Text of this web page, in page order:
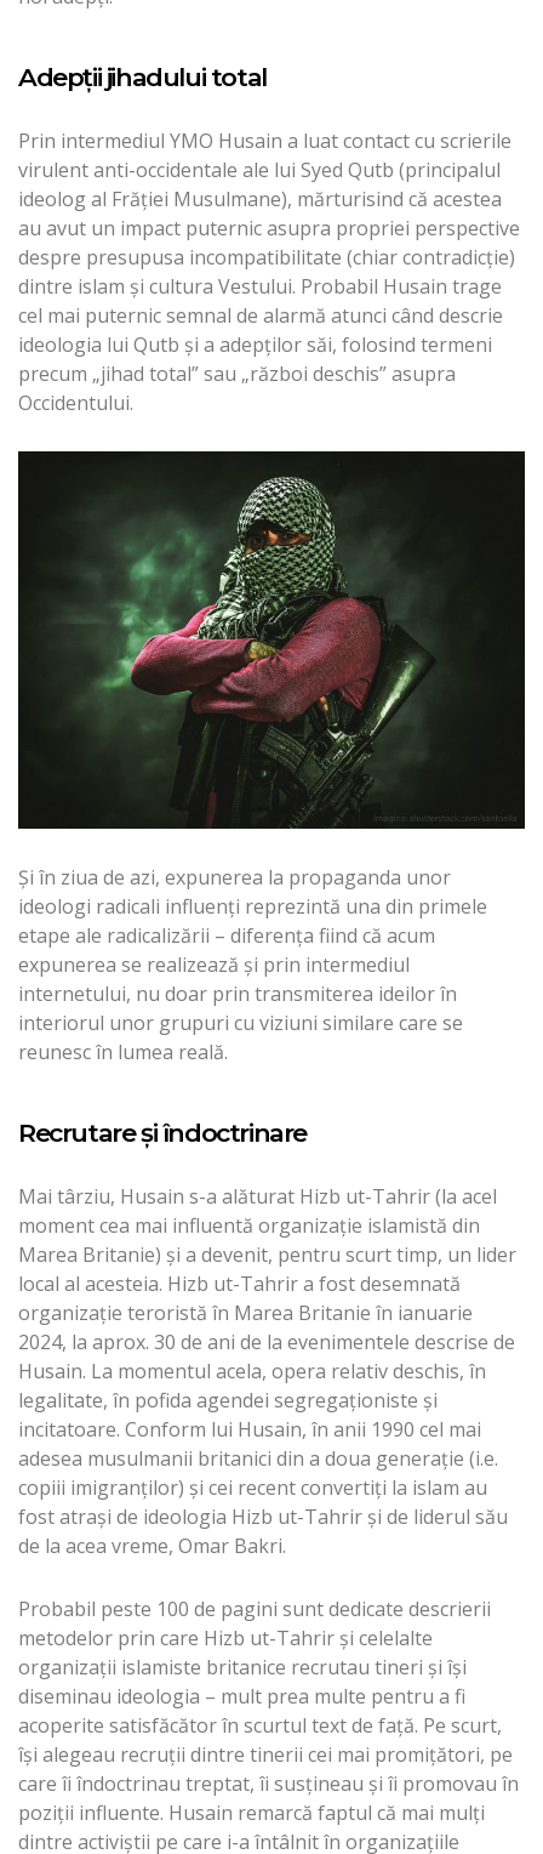
Adepții jihadului total
Prin intermediul YMO Husain a luat contact cu scrierile
virulent anti-occidentale ale lui Syed Qutb (principalul
ideolog al Frăției Musulmane), mărturisind că acestea
au avut un impact puternic asupra propriei perspective
despre presupusa incompatibilitate (chiar contradicție)
dintre islam și cultura Vestului. Probabil Husain trage
cel mai puternic semnal de alarmă atunci când descrie
ideologia lui Qutb și a adepților săi, folosind termeni
precum „jihad total” sau „război deschis” asupra
Occidentului.
Și în ziua de azi, expunerea la propaganda unor
ideologi radicali influenți reprezintă una din primele
etape ale radicalizării – diferența fiind că acum
expunerea se realizează și prin intermediul
internetului, nu doar prin transmiterea ideilor în
interiorul unor grupuri cu viziuni similare care se
reunesc în lumea reală.
Recrutare și îndoctrinare
Mai târziu, Husain s-a alăturat Hizb ut-Tahrir (la acel
moment cea mai influentă organizație islamistă din
Marea Britanie) și a devenit, pentru scurt timp, un lider
local al acesteia. Hizb ut-Tahrir a fost desemnată
organizație teroristă în Marea Britanie în ianuarie
2024, la aprox. 30 de ani de la evenimentele descrise de
Husain. La momentul acela, opera relativ deschis, în
legalitate, în pofida agendei segregaționiste și
incitatoare. Conform lui Husain, în anii 1990 cel mai
adesea musulmanii britanici din a doua generație (i.e.
copiii imigranților) și cei recent convertiți la islam au
fost atrași de ideologia Hizb ut-Tahrir și de liderul său
de la acea vreme, Omar Bakri.
Probabil peste 100 de pagini sunt dedicate descrierii
metodelor prin care Hizb ut-Tahrir și celelalte
organizații islamiste britanice recrutau tineri și își
diseminau ideologia – mult prea multe pentru a fi
acoperite satisfăcător în scurtul text de față. Pe scurt,
își alegeau recruții dintre tinerii cei mai promițători, pe
care îi îndoctrinau treptat, îi susțineau și îi promovau în
poziții influente. Husain remarcă faptul că mai mulți
dintre activiștii pe care i-a întâlnit în organizațiile